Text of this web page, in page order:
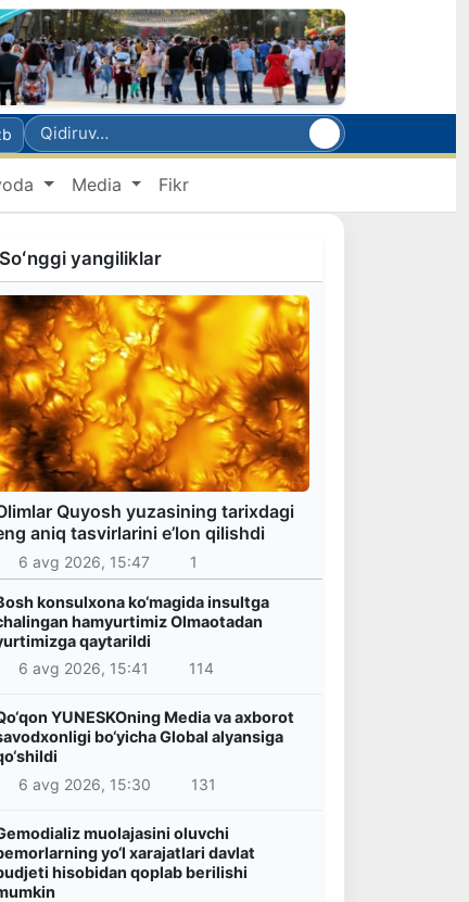
Media Fikr
Soʻnggi yangiliklar
Quyosh yuzasining tarixdagi
aniq tasvirlarini e’lon qilishdi
6 avg 2026, 15:47 1
konsulxona ko‘magida insultga
hamyurtimiz Olmaotadan
qaytarildi
6 avg 2026, 15:41
114
YUNESKOning Media va axborot
bo‘yicha Global alyansiga
6 avg 2026, 15:30
131
muolajasini oluvchi
yo‘l xarajatlari davlat
hisobidan qoplab berilishi